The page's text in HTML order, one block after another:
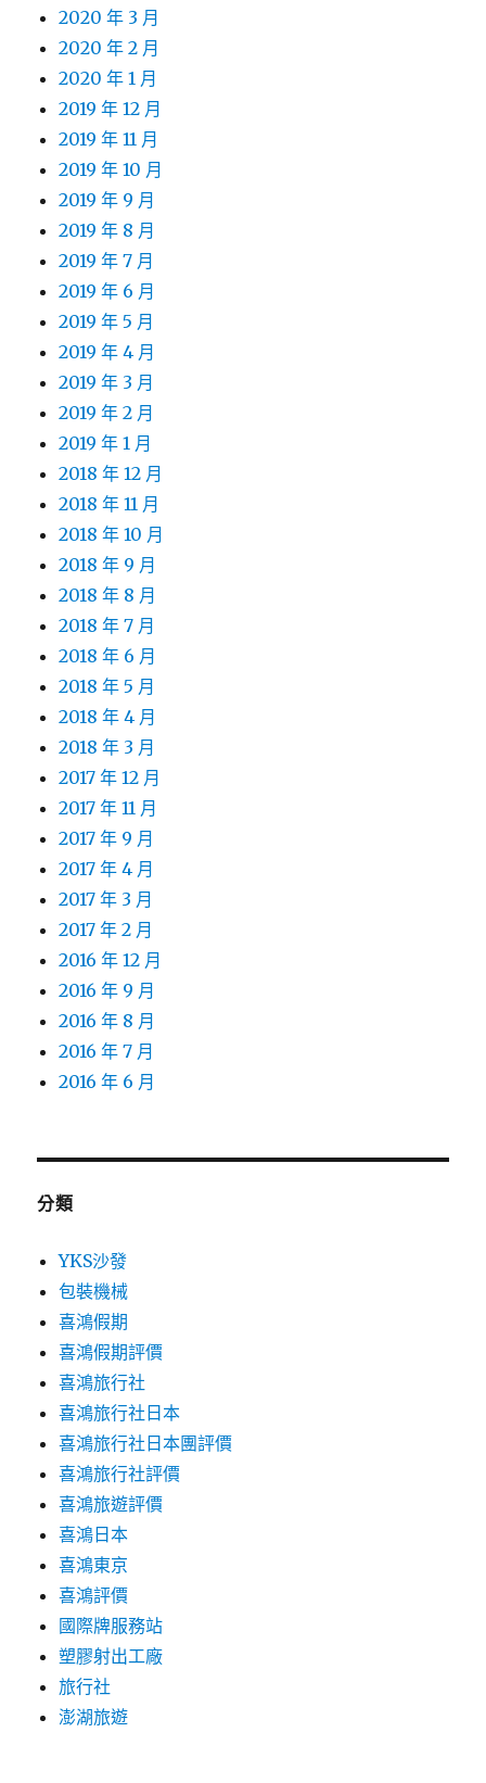
2020 年 3 月
2020 年 2 月
2020 年 1 月
2019 年 12 月
2019 年 11 月
2019 年 10 月
2019 年 9 月
2019 年 8 月
2019 年 7 月
2019 年 6 月
2019 年 5 月
2019 年 4 月
2019 年 3 月
2019 年 2 月
2019 年 1 月
2018 年 12 月
2018 年 11 月
2018 年 10 月
2018 年 9 月
2018 年 8 月
2018 年 7 月
2018 年 6 月
2018 年 5 月
2018 年 4 月
2018 年 3 月
2017 年 12 月
2017 年 11 月
2017 年 9 月
2017 年 4 月
2017 年 3 月
2017 年 2 月
2016 年 12 月
2016 年 9 月
2016 年 8 月
2016 年 7 月
2016 年 6 月
分類
YKS沙發
包裝機械
喜鴻假期
喜鴻假期評價
喜鴻旅行社
喜鴻旅行社日本
喜鴻旅行社日本團評價
喜鴻旅行社評價
喜鴻旅遊評價
喜鴻日本
喜鴻東京
喜鴻評價
國際牌服務站
塑膠射出工廠
旅行社
澎湖旅遊